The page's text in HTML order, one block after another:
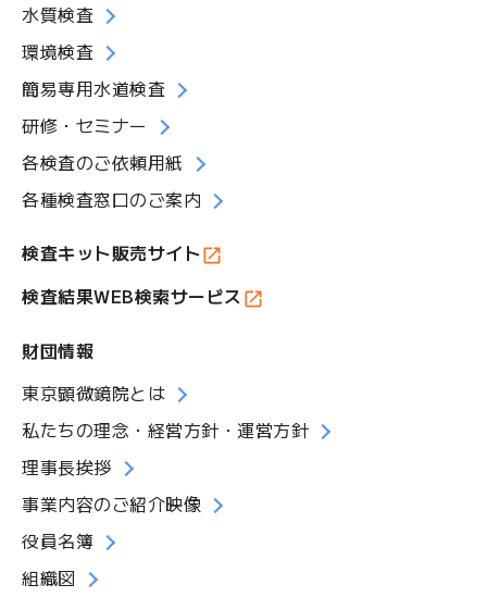
水質検査
環境検査
簡易専用水道検査
研修・セミナー
各検査のご依頼用紙
各種検査窓口のご案内
検査キット販売サイト
検査結果WEB検索サービス
財団情報
東京顕微鏡院とは
私たちの理念・経営方針・運営方針
理事長挨拶
事業内容のご紹介映像
役員名簿
組織図